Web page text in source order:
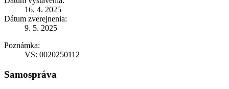
16. 4. 2025
Dátum zverejnenia:
9. 5. 2025
Poznámka:
VS: 0020250112
Samospráva